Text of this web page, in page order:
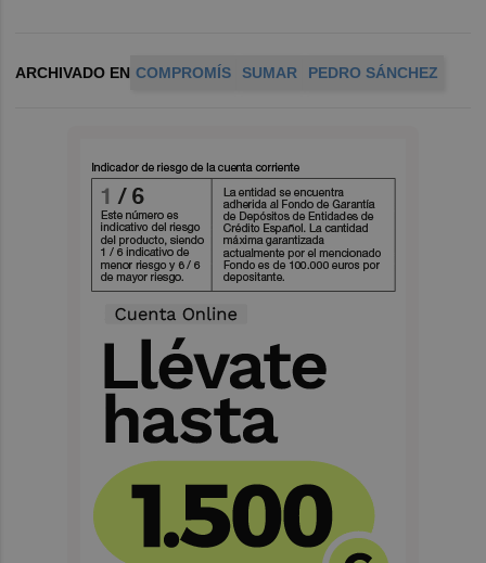
ARCHIVADO EN COMPROMÍS SUMAR PEDRO SÁNCHEZ